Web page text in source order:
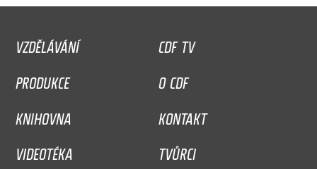
VZDĚLÁVÁNÍ
CDF TV
PRODUKCE
O CDF
KNIHOVNA
KONTAKT
VIDEOTÉKA
TVŮRCI